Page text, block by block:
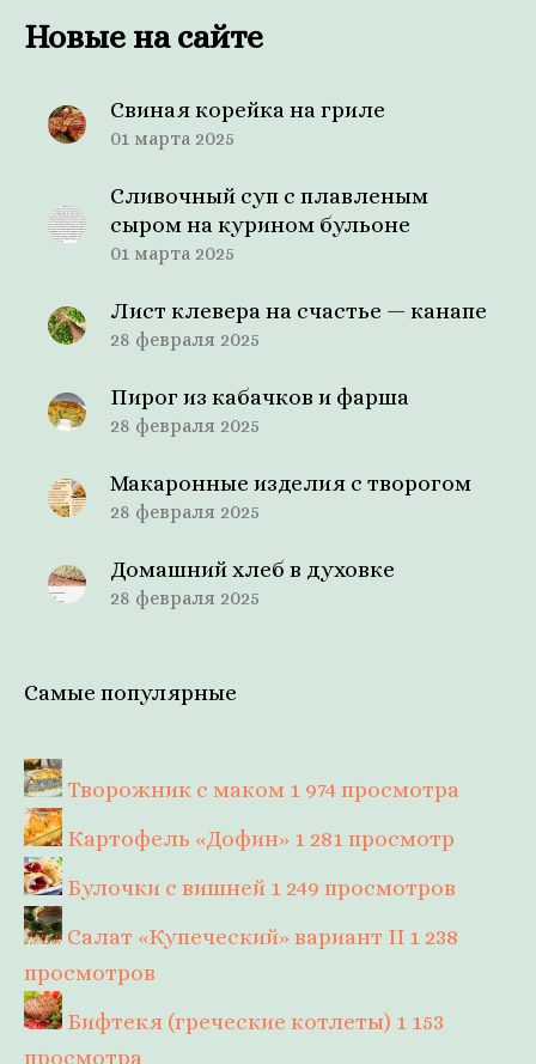
Новые на сайте
Свиная корейка на гриле
01 марта 2025
Сливочный суп с плавленым
сыром на курином бульоне
01 марта 2025
Лист клевера на счастье — канапе
28 февраля 2025
Пирог из кабачков и фарша
28 февраля 2025
Макаронные изделия с творогом
28 февраля 2025
Домашний хлеб в духовке
28 февраля 2025
Самые популярные
Творожник с маком 1 974 просмотра
Картофель «Дофин» 1 281 просмотр
Булочки с вишней 1 249 просмотров
Салат «Купеческий» вариант II 1 238
просмотров
Бифтекя (греческие котлеты) 1 153
просмотра